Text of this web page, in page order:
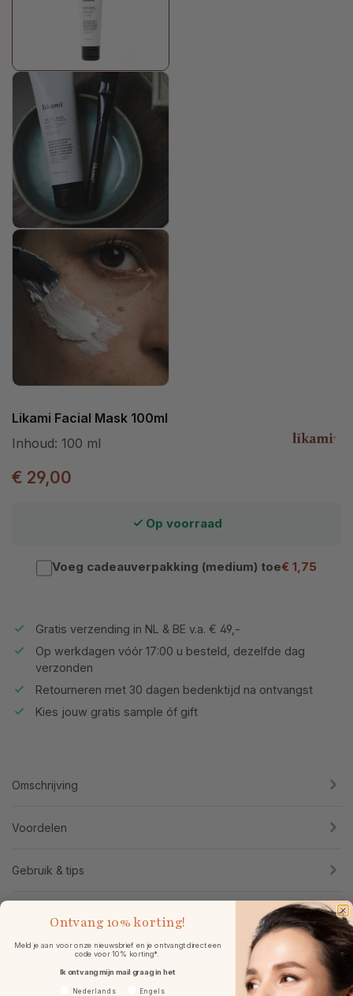
Likami Facial Mask 100ml
Inhoud: 100 ml
€ 29,00
Op voorraad
Voeg cadeauverpakking (medium) toe€ 1,75
Gratis verzending in NL & BE v.a. € 49,-
Op werkdagen vóór 17:00 u besteld, dezelfde dag
verzonden
Retourneren met 30 dagen bedenktijd na ontvangst
Kies jouw gratis sample óf gift
Omschrijving
Voordelen
Gebruik & tips
Specificaties
Ontvang 10% korting!
Meld je aan voor onze nieuwsbrief en je ontvangt direct een
code voor 10% korting*.
Ik ontvang mijn mail graag in het
Voorkeurtaal
Nederlands Engels